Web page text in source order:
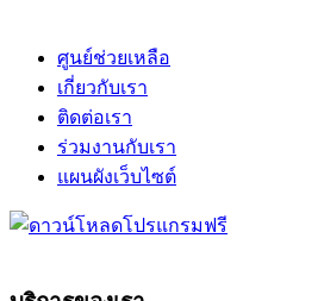
ศูนย์ช่วยเหลือ
เกี่ยวกับเรา
ติดต่อเรา
ร่วมงานกับเรา
แผนผังเว็บไซต์